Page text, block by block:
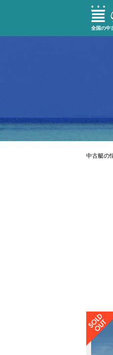
全国の中
中古艇の